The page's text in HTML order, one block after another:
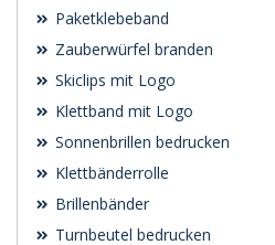
Paketklebeband
Zauberwürfel branden
Skiclips mit Logo
Klettband mit Logo
Sonnenbrillen bedrucken
Klettbänderrolle
Brillenbänder
Turnbeutel bedrucken